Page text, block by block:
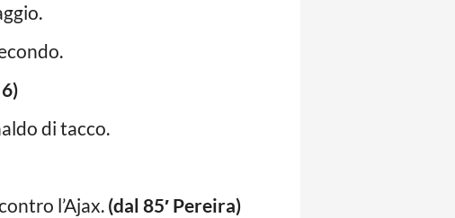
di tacco.
l’Ajax. (dal 85′ Pereira)